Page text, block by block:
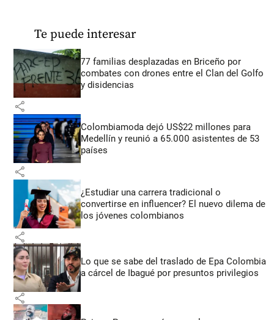
Te puede interesar
77 familias desplazadas en Briceño por
combates con drones entre el Clan del Golfo
y disidencias
share
Colombiamoda dejó US$22 millones para
Medellín y reunió a 65.000 asistentes de 53
países
share
¿Estudiar una carrera tradicional o
convertirse en influencer? El nuevo dilema de
los jóvenes colombianos
share
Lo que se sabe del traslado de Epa Colombia
a cárcel de Ibagué por presuntos privilegios
share